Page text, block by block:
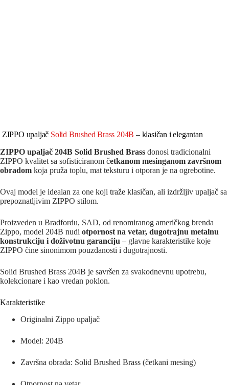
ZIPPO upaljač Solid Brushed Brass 204B – klasičan i elegantan
ZIPPO upaljač 204B Solid Brushed Brass donosi tradicionalni
ZIPPO kvalitet sa sofisticiranom četkanom mesinganom završnom
obradom koja pruža toplu, mat teksturu i otporan je na ogrebotine.
Ovaj model je idealan za one koji traže klasičan, ali izdržljiv upaljač sa
prepoznatljivim ZIPPO stilom.
Proizveden u Bradfordu, SAD, od renomiranog američkog brenda
Zippo, model 204B nudi otpornost na vetar, dugotrajnu metalnu
konstrukciju i doživotnu garanciju – glavne karakteristike koje
ZIPPO čine sinonimom pouzdanosti i dugotrajnosti.
Solid Brushed Brass 204B je savršen za svakodnevnu upotrebu,
kolekcionare i kao vredan poklon.
Karakteristike
Originalni Zippo upaljač
Model: 204B
Završna obrada: Solid Brushed Brass (četkani mesing)